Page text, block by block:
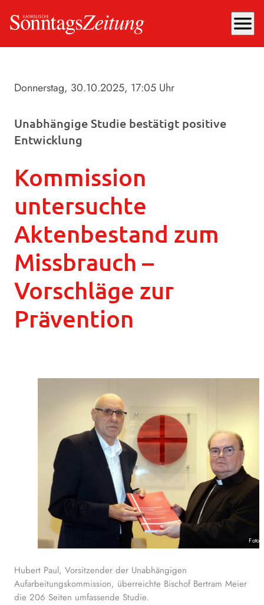
menu
Donnerstag, 30.10.2025, 17:05 Uhr
Unabhängige Studie bestätigt positive
Entwicklung
Kommission
untersuchte
Aktenbestand zum
Missbrauch –
Vorschläge zur
Prävention
Foto:
Hubert Paul, Vorsitzender der Unabhängigen
Aufarbeitungskommission, überreichte Bischof Bertram Meier
die 206 Seiten umfassende Studie.